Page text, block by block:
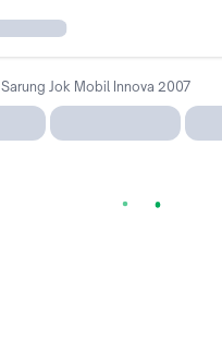
Sarung Jok Mobil Innova 2007